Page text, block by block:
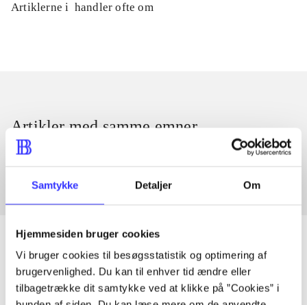
Samtykke Detaljer Om
Hjemmesiden bruger cookies
Vi bruger cookies til besøgsstatistik og optimering af
brugervenlighed. Du kan til enhver tid ændre eller
tilbagetrække dit samtykke ved at klikke på ”Cookies” i
Artiklerne i handler ofte om
Artikler med samme emner
Fra
Artikler
Alle registrerede artikler fordelt på udgivelser